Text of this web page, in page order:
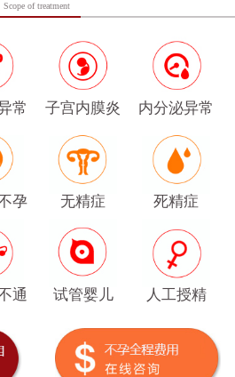
Scope of treatment
常 子宫内膜炎 内分泌异常
孕 无精症 死精症
通 试管婴儿 人工授精